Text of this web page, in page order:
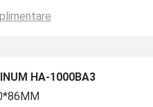
HA-1000BA3